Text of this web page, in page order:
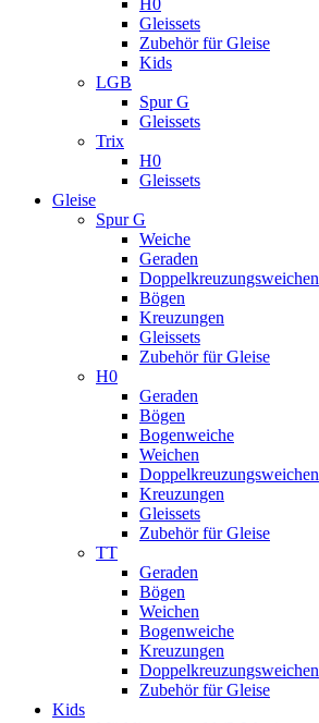
H0
Gleissets
Zubehör für Gleise
Kids
LGB
Spur G
Gleissets
Trix
H0
Gleissets
Gleise
Spur G
Weiche
Geraden
Doppelkreuzungsweichen
Bögen
Kreuzungen
Gleissets
Zubehör für Gleise
H0
Geraden
Bögen
Bogenweiche
Weichen
Doppelkreuzungsweichen
Kreuzungen
Gleissets
Zubehör für Gleise
TT
Geraden
Bögen
Weichen
Bogenweiche
Kreuzungen
Doppelkreuzungsweichen
Zubehör für Gleise
Kids